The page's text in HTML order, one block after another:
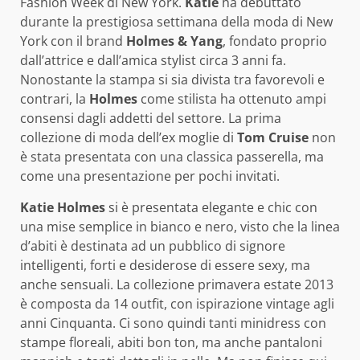
durante la prestigiosa settimana della moda di New
York con il brand Holmes & Yang, fondato proprio
dall’attrice e dall’amica stylist circa 3 anni fa.
Nonostante la stampa si sia divista tra favorevoli e
contrari, la Holmes come stilista ha ottenuto ampi
consensi dagli addetti del settore. La prima
collezione di moda dell’ex moglie di Tom Cruise non
è stata presentata con una classica passerella, ma
come una presentazione per pochi invitati.
Katie Holmessi è presentata elegante e chic con
una mise semplice in bianco e nero, visto che la linea
d’abiti è destinata ad un pubblico di signore
intelligenti, forti e desiderose di essere sexy, ma
anche sensuali. La collezione primavera estate 2013
è composta da 14 outfit, con ispirazione vintage agli
anni Cinquanta. Ci sono quindi tanti minidress con
stampe floreali, abiti bon ton, ma anche pantaloni